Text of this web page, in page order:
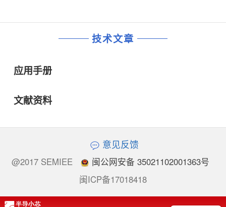
技术文章
应用手册
文献资料
意见反馈
@2017 SEMIEE
闽公网安备 35021102001363号
闽ICP备17018418